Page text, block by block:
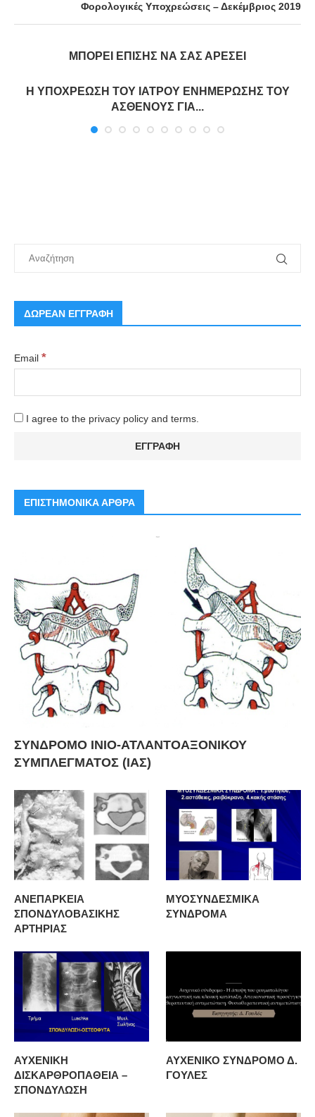
Φορολογικές Υποχρεώσεις – Δεκέμβριος 2019
ΜΠΟΡΕΊ ΕΠΊΣΗΣ ΝΑ ΣΑΣ ΑΡΈΣΕΙ
Η ΥΠΟΧΡΕΩΣΗ ΤΟΥ ΙΑΤΡΟΥ ΕΝΗΜΕΡΩΣΗΣ ΤΟΥ
ΑΣΘΕΝΟΥΣ ΓΙΑ...
ΔΩΡΕΑΝ ΕΓΓΡΑΦΗ
Email *
I agree to the privacy policy and terms.
ΕΠΙΣΤΗΜΟΝΙΚΑ ΑΡΘΡΑ
ΣΥΝΔΡΟΜΟ ΙΝΙΟ-ΑΤΛΑΝΤΟΑΞΟΝΙΚΟΥ
ΣΥΜΠΛΕΓΜΑΤΟΣ (ΙΑΣ)
ΑΝΕΠΑΡΚΕΙΑ
ΣΠΟΝΔΥΛΟΒΑΣΙΚΗΣ
ΑΡΤΗΡΙΑΣ
ΜΥΟΣΥΝΔΕΣΜΙΚΑ
ΣΥΝΔΡΟΜΑ
ΑΥΧΕΝΙΚΗ
ΔΙΣΚΑΡΘΡΟΠΑΘΕΙΑ –
ΣΠΟΝΔΥΛΩΣΗ
ΑΥΧΕΝΙΚΟ ΣΥΝΔΡΟΜΟ Δ.
ΓΟΥΛΕΣ